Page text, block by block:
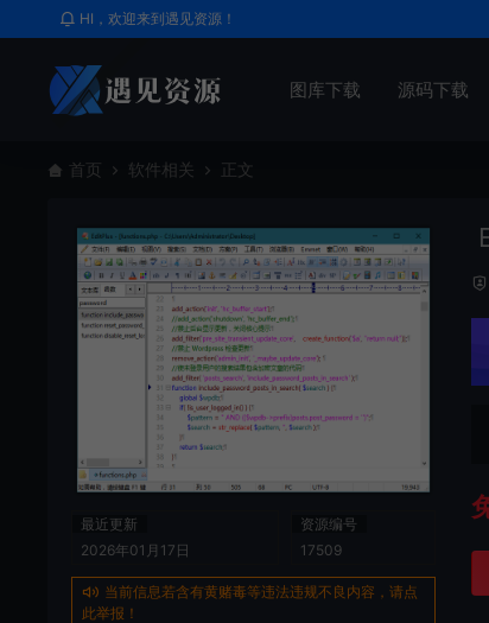
HI，欢迎来到遇见资源！
图库下载 源码下载
首页 软件相关 正文
最近更新
2026年01月17日
资源编号
17509
当前信息若含有黄赌毒等违法违规不良内容，请点
此举报！